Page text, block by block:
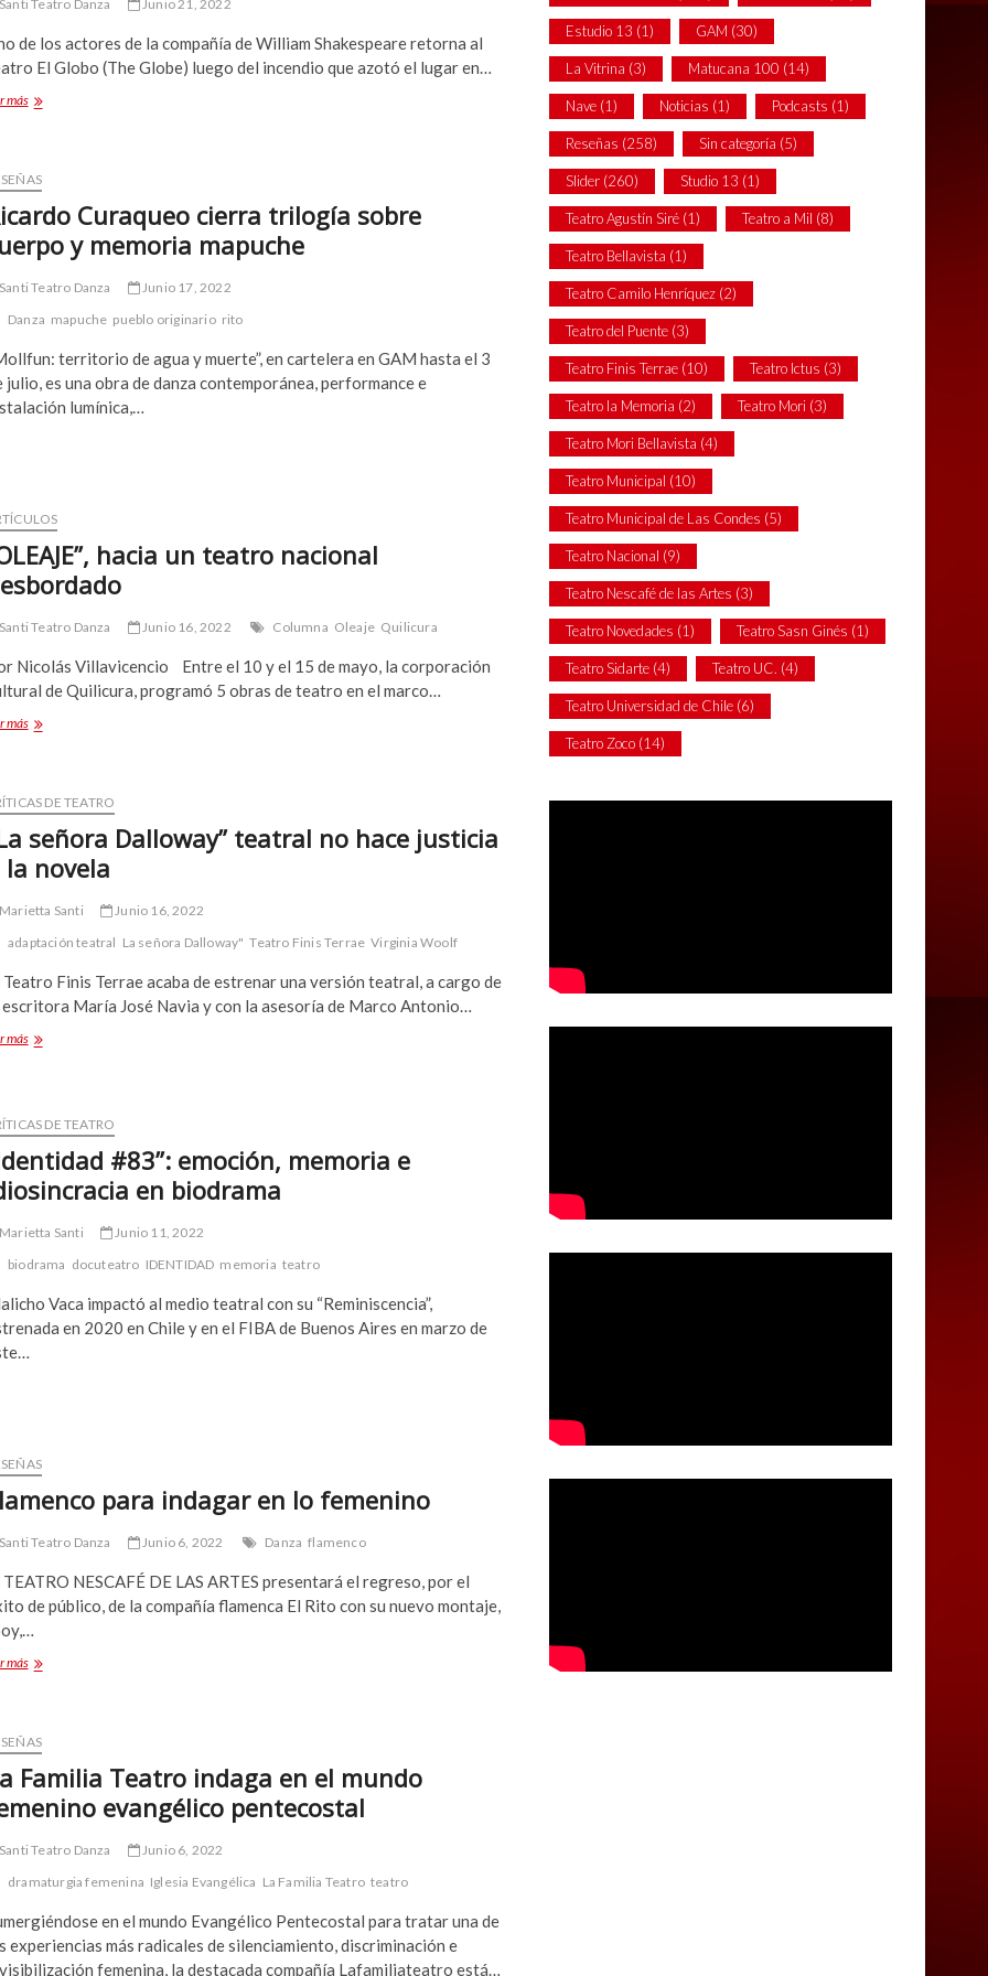
Teatro Danza Junio 21, 2022
de los actores de la compañía de William Shakespeare retorna al
El Globo (The Globe) luego del incendio que azotó el lugar en…
másContemporáneo
de
Antonio
Muñoz
Curaqueo cierra trilogía sobre
y memoria mapuche
Teatro Danza
Junio 17, 2022
Danza mapuche pueblo originario rito
territorio de agua y muerte”, en cartelera en GAM hasta el 3
julio, es una obra de danza contemporánea, performance e
lumínica,…
hacia un teatro nacional
Teatro Danza Junio 16, 2022 Columna Oleaje Quilicura
Nicolás Villavicencio Entre el 10 y el 15 de mayo, la corporación
de Quilicura, programó 5 obras de teatro en el marco…
más“OLEAJE”,
nacional
DE TEATRO
señora Dalloway” teatral no hace justicia
la novela
Santi
Junio 16, 2022
adaptación teatral La señora Dalloway" Teatro Finis Terrae Virginia Woolf
Teatro Finis Terrae acaba de estrenar una versión teatral, a cargo de
escritora María José Navia y con la asesoría de Marco Antonio…
más“La
no
hace
justicia
la
DE TEATRO
#83”: emoción, memoria e
en biodrama
Santi
Junio 11, 2022
biodrama docuteatro IDENTIDAD memoria teatro
Vaca impactó al medio teatral con su “Reminiscencia”,
en 2020 en Chile y en el FIBA de Buenos Aires en marzo de
para indagar en lo femenino
Teatro Danza Junio 6, 2022 Danza flamenco
TEATRO NESCAFÉ DE LAS ARTES presentará el regreso, por el
de público, de la compañía flamenca El Rito con su nuevo montaje,
másFlamenco
lo
Familia Teatro indaga en el mundo
evangélico pentecostal
Teatro Danza
Junio 6, 2022
dramaturgia femenina Iglesia Evangélica La Familia Teatro teatro
en el mundo Evangélico Pentecostal para tratar una de
experiencias más radicales de silenciamiento, discriminación e
femenina, la destacada compañía Lafamiliateatro está…
Estudio 13 (1) GAM (30)
La Vitrina (3) Matucana 100 (14)
Nave (1) Noticias (1) Podcasts (1)
Reseñas (258) Sin categoría (5)
Slider (260) Studio 13 (1)
Teatro Agustín Siré (1) Teatro a Mil (8)
Teatro Bellavista (1)
Teatro Camilo Henríquez (2)
Teatro del Puente (3)
Teatro Finis Terrae (10) Teatro Ictus (3)
Teatro la Memoria (2) Teatro Mori (3)
Teatro Mori Bellavista (4)
Teatro Municipal (10)
Teatro Municipal de Las Condes (5)
Teatro Nacional (9)
Teatro Nescafé de las Artes (3)
Teatro Novedades (1) Teatro Sasn Ginés (1)
Teatro Sidarte (4) Teatro UC. (4)
Teatro Universidad de Chile (6)
Teatro Zoco (14)